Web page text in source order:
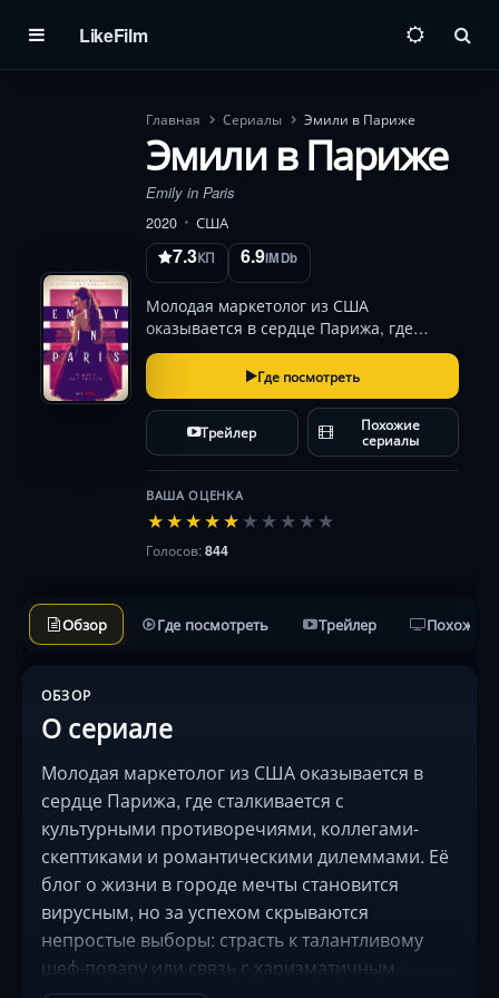
LikeFilm
Главная Сериалы Эмили в Париже
Эмили в Париже
Emily in Paris
2020
США
7.3КП 6.9IMDb
Молодая маркетолог из США
оказывается в сердце Парижа, где
сталкивается с культурными
противоречиями, коллегами-
скептиками и романтическими
дилеммами. Её блог о жизни в городе
мечты становится вирусным, но за
успехом скр…
Где посмотреть
Трейлер Похожие
сериалы
ВАША ОЦЕНКА
★★★★★ ★ ★ ★ ★ ★
Голосов:844
Обзор Где посмотреть Трейлер Похожие
ОБЗОР
О сериале
Молодая маркетолог из США оказывается в
сердце Парижа, где сталкивается с
культурными противоречиями, коллегами-
скептиками и романтическими дилеммами. Её
блог о жизни в городе мечты становится
вирусным, но за успехом скрываются
непростые выборы: страсть к талантливому
шеф-повару или связь с харизматичным